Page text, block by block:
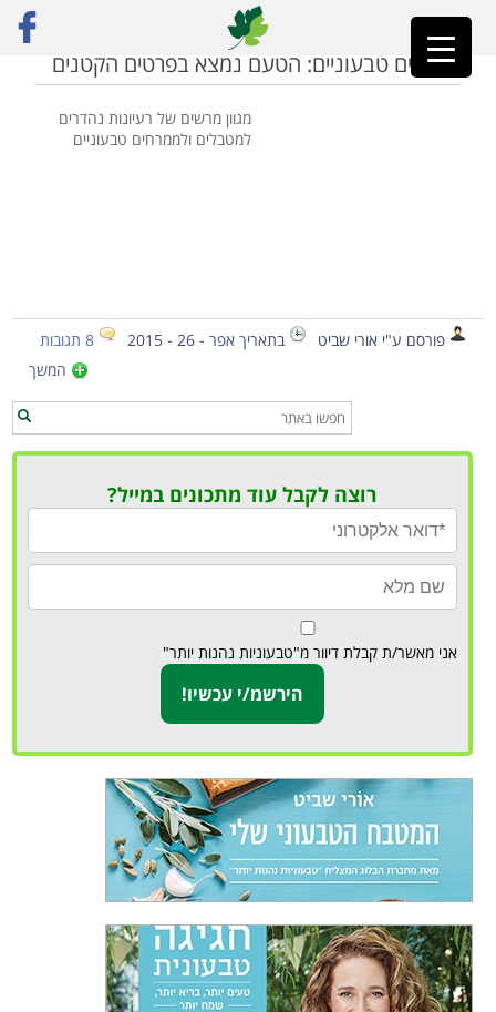
ראשי»לבנה
ממרחים טבעוניים: הטעם נמצא בפרטים הקטנים
מגוון מרשים של רעיונות נהדרים
למטבלים ולממרחים טבעוניים
פורסם ע"י אורי שביט בתאריך אפר - 26 - 2015
8 תגובות
המשך
רוצה לקבל עוד מתכונים במייל?
אני מאשר/ת קבלת דיוור מ"טבעוניות נהנות יותר"